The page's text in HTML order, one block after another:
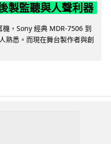
製監聽與人聲利器
，Sony 經典 MDR-7506 到
熟悉。而現在舞台製作者與創